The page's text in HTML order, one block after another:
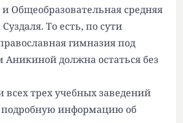
Общеобразовательная средняя
То есть, по сути
гимназия под
Аникиной должна остаться без
всех трех учебных заведений
подробную информацию об